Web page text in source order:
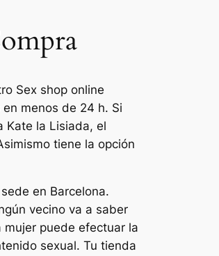
Sex shop online
menos de 24 h. Si
Kate la Lisiada, el
tiene la opción
en Barcelona.
vecino va a saber
puede efectuar la
sexual. Tu tienda